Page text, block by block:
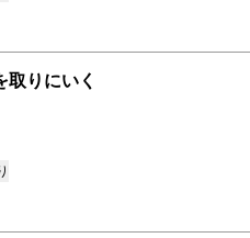
取りにいく